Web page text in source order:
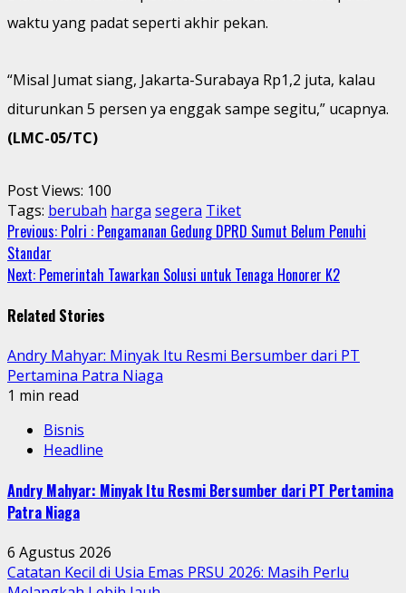
waktu yang padat seperti akhir pekan.
“Misal Jumat siang, Jakarta-Surabaya Rp1,2 juta, kalau
diturunkan 5 persen ya enggak sampe segitu,” ucapnya.
(LMC-05/TC)
Post Views: 100
Tags: berubah harga segera Tiket
Continue
Reading
Previous: Polri : Pengamanan Gedung DPRD Sumut Belum Penuhi
Standar
Next: Pemerintah Tawarkan Solusi untuk Tenaga Honorer K2
Related Stories
Andry Mahyar: Minyak Itu Resmi Bersumber dari PT
Pertamina Patra Niaga
1 min read
Bisnis
Headline
Andry Mahyar: Minyak Itu Resmi Bersumber dari PT Pertamina
Patra Niaga
6 Agustus 2026
Catatan Kecil di Usia Emas PRSU 2026: Masih Perlu